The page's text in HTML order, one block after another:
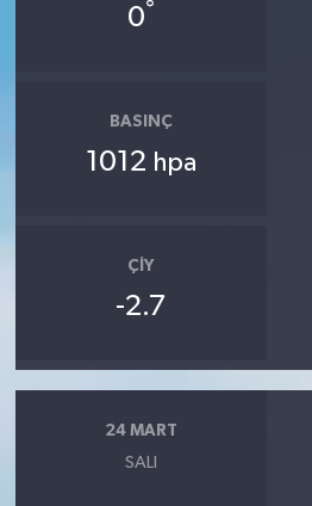
0°
BASINÇ
1012 hpa
ÇIY
-2.7
24 MART
SALI